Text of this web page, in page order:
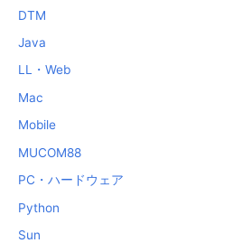
DTM
Java
LL・Web
Mac
Mobile
MUCOM88
PC・ハードウェア
Python
Sun